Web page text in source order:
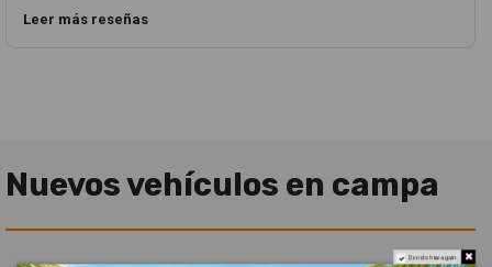
Leer más reseñas
Nuevos vehículos en campa
Do not show again.